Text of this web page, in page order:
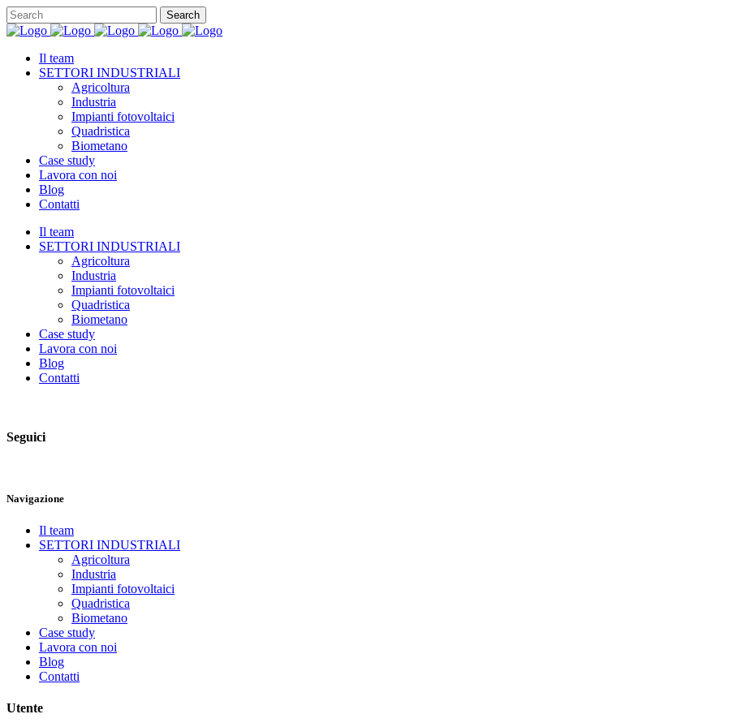
Il team
SETTORI INDUSTRIALI
Agricoltura
Industria
Impianti fotovoltaici
Quadristica
Biometano
Case study
Lavora con noi
Blog
Contatti
Il team
SETTORI INDUSTRIALI
Agricoltura
Industria
Impianti fotovoltaici
Quadristica
Biometano
Case study
Lavora con noi
Blog
Contatti
Seguici
Navigazione
Il team
SETTORI INDUSTRIALI
Agricoltura
Industria
Impianti fotovoltaici
Quadristica
Biometano
Case study
Lavora con noi
Blog
Contatti
Utente